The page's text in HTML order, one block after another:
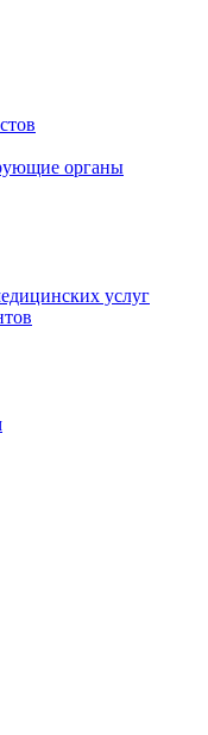
органы
услуг